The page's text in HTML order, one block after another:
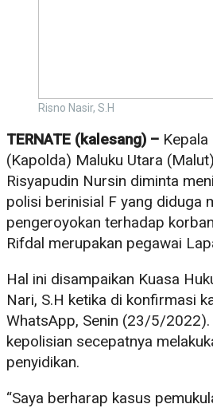
Risno Nasir, S.H
TERNATE (kalesang) –
(Kapolda) Maluku Utara
Risyapudin Nursin diminta
polisi berinisial F yang diduga
pengeroyokan terhadap
Rifdal merupakan pegawai
Hal ini disampaikan Kuasa
Nari, S.H ketika di konfirmasi
WhatsApp, Senin (23/5/2022).
kepolisian secepatnya
penyidikan.
“Saya berharap kasus